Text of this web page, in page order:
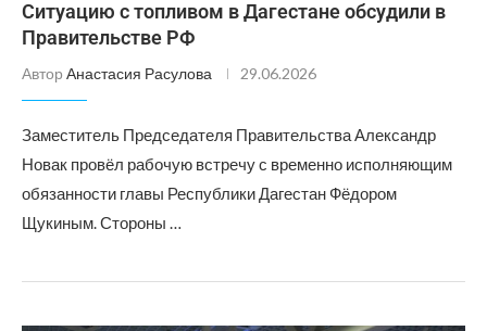
Ситуацию с топливом в Дагестане обсудили в
Правительстве РФ
Автор Анастасия Расулова 29.06.2026
Заместитель Председателя Правительства Александр
Новак провёл рабочую встречу с временно исполняющим
обязанности главы Республики Дагестан Фёдором
Щукиным. Стороны …